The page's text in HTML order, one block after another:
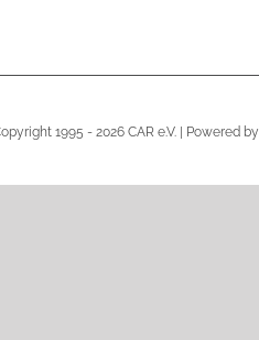
1995 - 2026 CAR e.V. | Powered by